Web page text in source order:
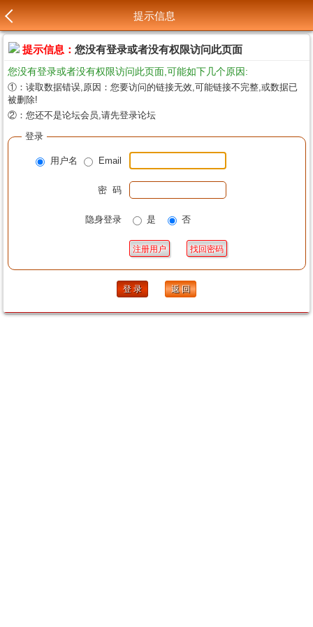
提示信息
提示信息： 您没有登录或者没有权限访问此页面
您没有登录或者没有权限访问此页面,可能如下几个原因:
①：读取数据错误,原因：您要访问的链接无效,可能链接不完整,或数据已
被删除!
②：您还不是论坛会员,请先登录论坛
登录
用户名 Email
密 码
隐身登录 是 否